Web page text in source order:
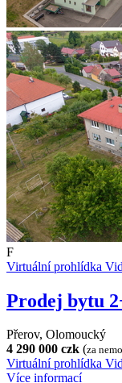
F
Virtuální prohlídka
Prodej bytu
Přerov, Olomoucký
4 290 000 czk (za
Virtuální prohlídka
Více informací